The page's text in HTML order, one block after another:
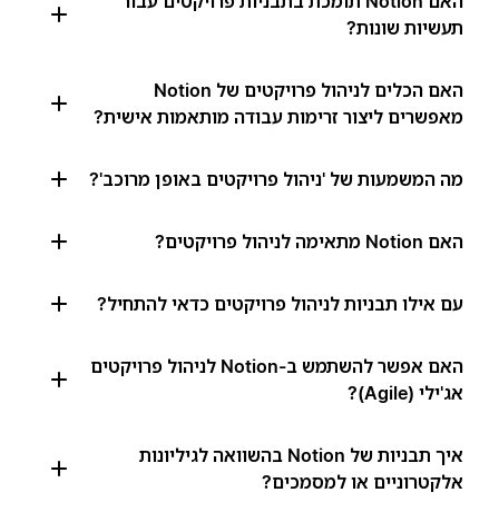
תעשיות שונות?
האם הכלים לניהול פרויקטים של Notion
מאפשרים ליצור זרימות עבודה מותאמות אישית?
מה המשמעות של 'ניהול פרויקטים באופן מרוכב'?
האם Notion מתאימה לניהול פרויקטים?
עם אילו תבניות לניהול פרויקטים כדאי להתחיל?
האם אפשר להשתמש ב-Notion לניהול פרויקטים
אג'ילי (Agile)?
איך תבניות של Notion בהשוואה לגיליונות
אלקטרוניים או למסמכים?